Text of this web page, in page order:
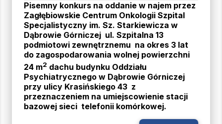
Pisemny konkurs na oddanie w najem przez
Zagłębiowskie Centrum Onkologii Szpital
Specjalistyczny im. Sz. Starkiewicza w
Dąbrowie Górniczej ul. Szpitalna 13
podmiotowi zewnętrznemu na okres 3 lat
do zagospodarowania wolnej powierzchni
24 m2 dachu budynku Oddziału
Psychiatrycznego w Dąbrowie Górniczej
przy ulicy Krasińskiego 43 z
przeznaczeniem na umiejscowienie stacji
bazowej sieci telefonii komórkowej.